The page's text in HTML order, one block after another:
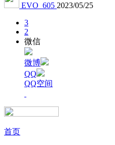
EVO_605 2023/05/25
3
2
微信
微博
QQ
QQ空间
首页